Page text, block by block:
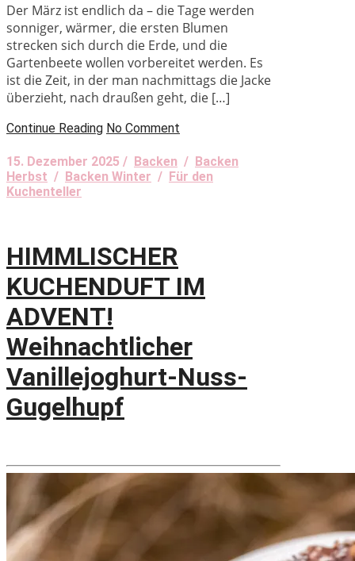
Der März ist endlich da – die Tage werden
sonniger, wärmer, die ersten Blumen
strecken sich durch die Erde, und die
Gartenbeete wollen vorbereitet werden. Es
ist die Zeit, in der man nachmittags die Jacke
überzieht, nach draußen geht, die […]
Continue Reading No Comment
15. Dezember 2025 / Backen / Backen
Herbst / Backen Winter / Für den
Kuchenteller
HIMMLISCHER
KUCHENDUFT IM
ADVENT!
Weihnachtlicher
Vanillejoghurt-Nuss-
Gugelhupf